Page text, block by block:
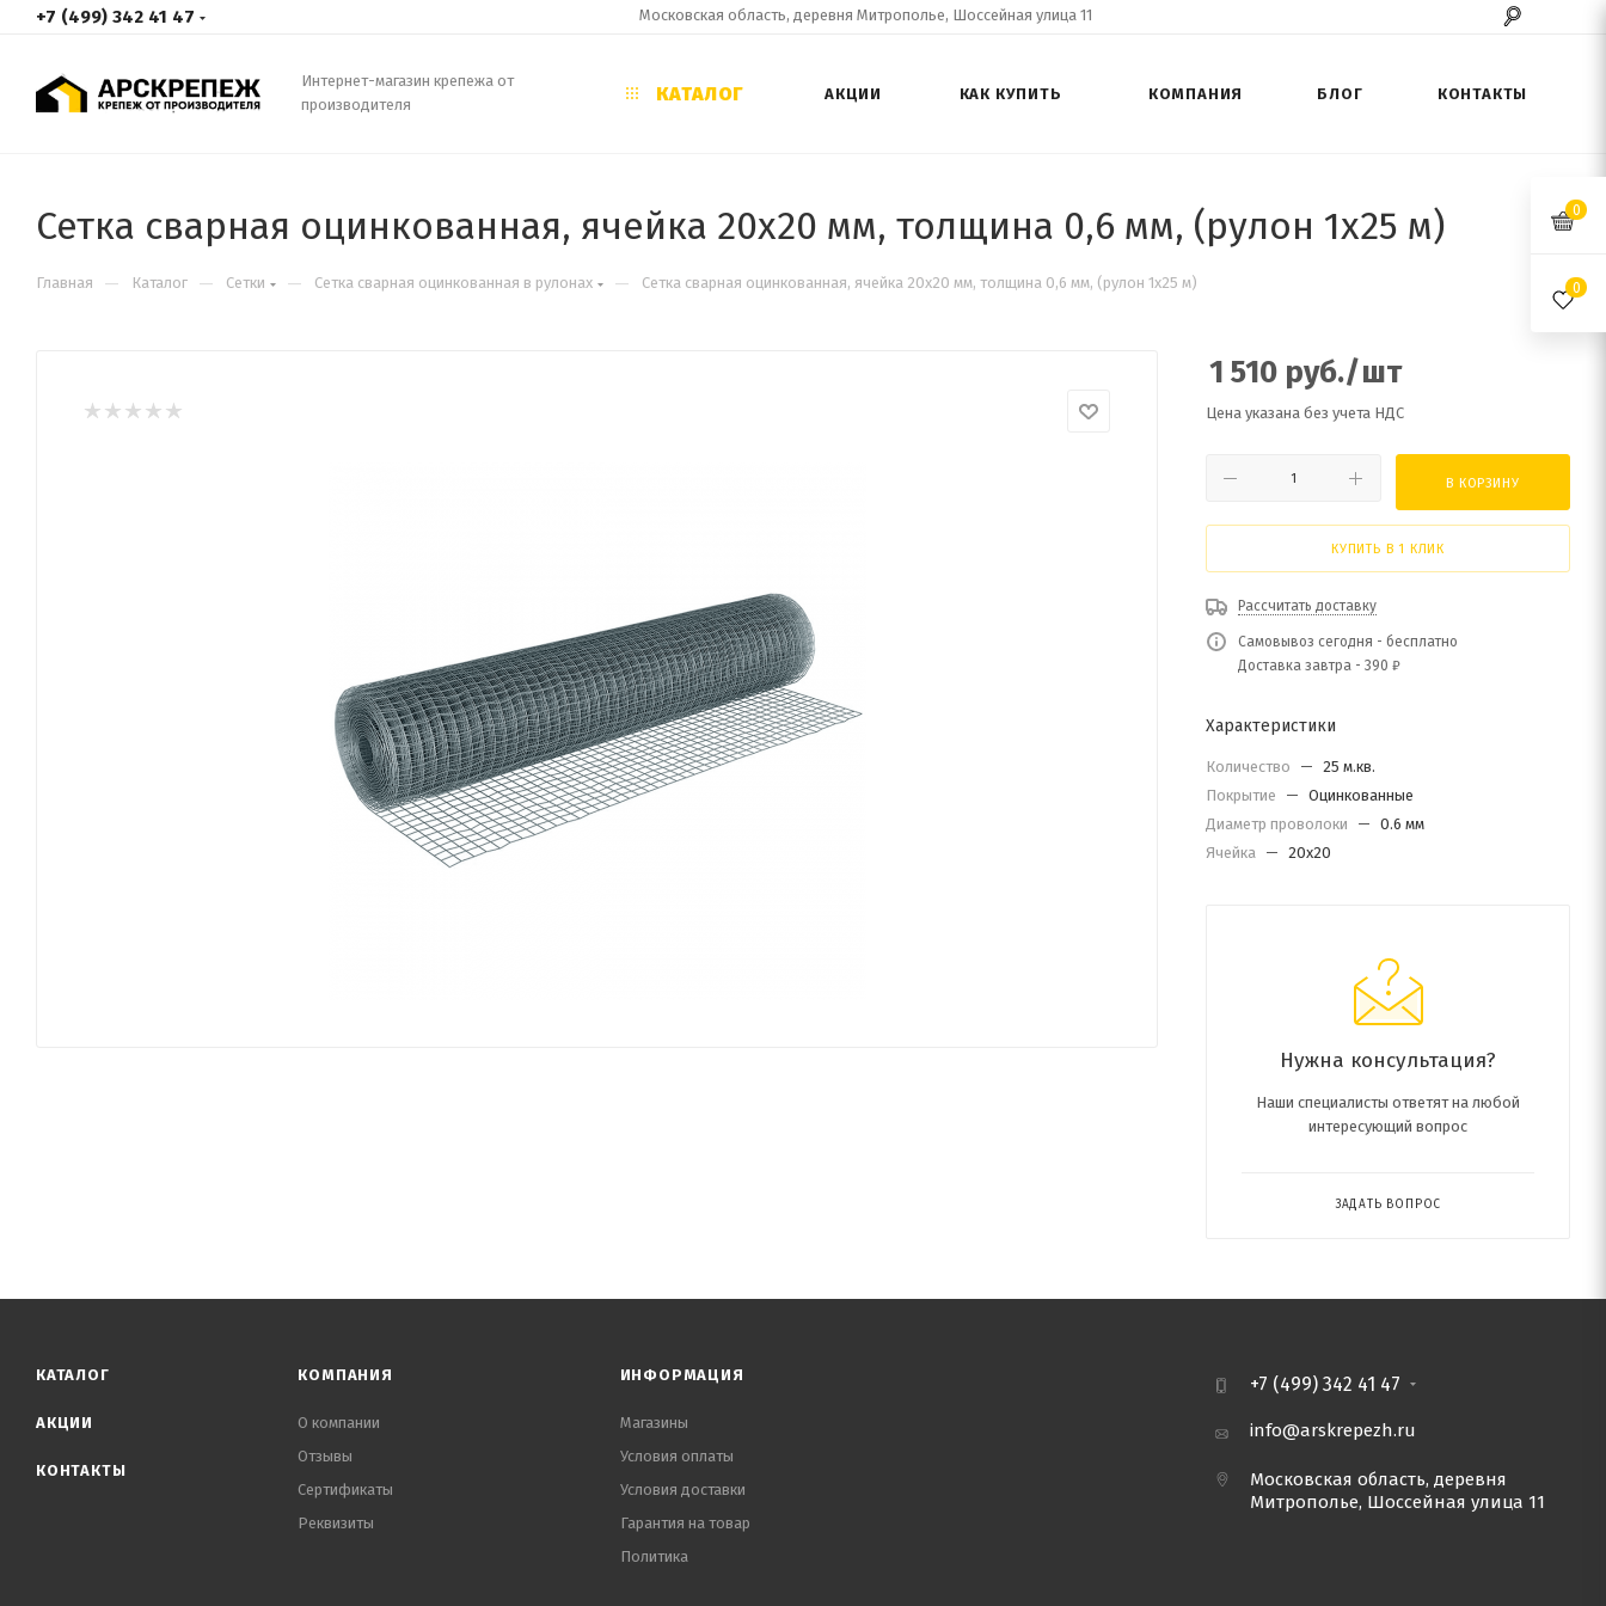
+7 (499) 342 41 47 Московская область, деревня Митрополье, Шоссейная улица 11
Интернет-магазин крепежа от
производителя
КАТАЛОГ АКЦИИ КАК КУПИТЬ КОМПАНИЯ БЛОГ КОНТАКТЫ
Сетка сварная оцинкованная, ячейка 20х20 мм, толщина 0,6 мм, (рулон 1х25 м)
Главная — Каталог — Сетки — Сетка сварная оцинкованная в рулонах — Сетка сварная оцинкованная, ячейка 20х20 мм, толщина 0,6 мм, (рулон 1х25 м)
1 510 руб./шт
Цена указана без учета НДС
В КОРЗИНУ
КУПИТЬ В 1 КЛИК
Рассчитать доставку
Самовывоз сегодня - бесплатно
Доставка завтра - 390 ₽
Характеристики
Количество — 25 м.кв.
Покрытие
— Оцинкованные
Диаметр проволоки
— 0.6 мм
Ячейка — 20х20
Нужна консультация?
Наши специалисты ответят на любой
интересующий вопрос
ЗАДАТЬ ВОПРОС
КАТАЛОГ
АКЦИИ
КОНТАКТЫ
КОМПАНИЯ
О компании
Отзывы
Сертификаты
Реквизиты
ИНФОРМАЦИЯ
Магазины
Условия оплаты
Условия доставки
Гарантия на товар
Политика
+7 (499) 342 41 47
info@arskrepezh.ru
Московская область, деревня
Митрополье, Шоссейная улица 11
0
0